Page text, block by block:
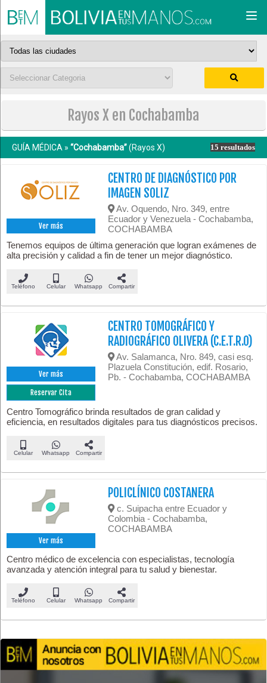
Rayos X en Cochabamba
GUÍA MÉDICA » “Cochabamba”(Rayos X) 15 resultados
Ver más
CENTRO DE DIAGNÓSTICO POR
IMAGEN SOLIZ
Av. Oquendo, Nro. 349, entre
Ecuador y Venezuela - Cochabamba,
COCHABAMBA
Tenemos equipos de última generación que logran exámenes de
alta precisión y calidad a fin de tener un mejor diagnóstico.
Teléfono Celular Whatsapp Compartir
Ver más
Reservar Cita
CENTRO TOMOGRÁFICO Y
RADIOGRÁFICO OLIVERA (C.E.T.R.O)
Av. Salamanca, Nro. 849, casi esq.
Plazuela Constitución, edif. Rosario,
Pb. - Cochabamba, COCHABAMBA
Centro Tomográfico brinda resultados de gran calidad y
eficiencia, en resultados digitales para tus diagnósticos precisos.
Celular Whatsapp Compartir
Ver más
POLICLÍNICO COSTANERA
c. Suipacha entre Ecuador y
Colombia - Cochabamba,
COCHABAMBA
Centro médico de excelencia con especialistas, tecnología
avanzada y atención integral para tu salud y bienestar.
Teléfono Celular Whatsapp Compartir